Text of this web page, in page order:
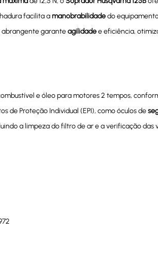
facilita amanobrabilidadedo
abrangente garanteagilidadee eficiência,
e óleo para motores 2 tempos,
de Proteção Individual (EPI), como óculos de
a limpeza do filtro de ar e a verificação